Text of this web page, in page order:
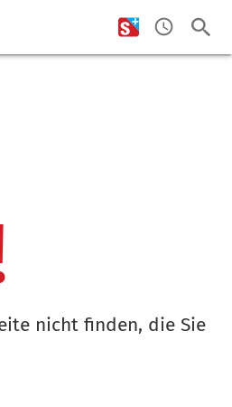
nicht finden, die Sie